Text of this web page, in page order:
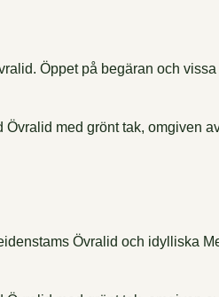
Öppet på begäran och vissa
Övralid och idylliska